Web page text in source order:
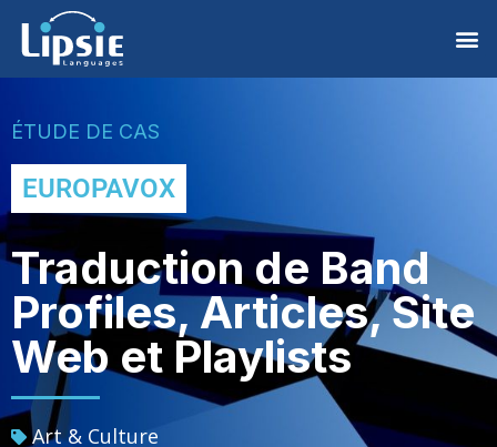
ÉTUDE DE CAS
EUROPAVOX
Traduction de Band
Profiles, Articles, Site
Web et Playlists
Art & Culture